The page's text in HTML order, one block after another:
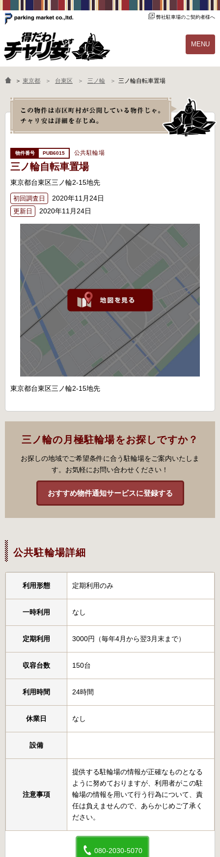
弊社駐車場のご契約者様へ
MENU
物件一覧 ご契約の流れ
よくあるご質問 駐輪場オーナー様へ
＞ 東京都 台東区 三ノ輪 三ノ輪自転車置場
PUB6015 公共駐輪場
三ノ輪自転車置場
東京都台東区三ノ輪2-15地先
初回調査日 2020年11月24日
更新日 2020年11月24日
東京都台東区三ノ輪2-15地先
三ノ輪の月極駐輪場をお探しですか？
お探しの地域でご希望条件に合う駐輪場をご案内いたしま
す。お気軽にお問い合わせください！
おすすめ物件通知サービスに登録する
公共駐輪場詳細
利用形態 定期利用のみ
一時利用 なし
定期利用 3000円（毎年4月から翌3月末まで）
収容台数 150台
利用時間 24時間
休業日 なし
設備
注意事項
提供する駐輪場の情報が正確なものとなる
ように努めておりますが、利用者がこの駐
輪場の情報を用いて行う行為について、責
任は負えませんので、あらかじめご了承く
ださい。
080-2030-5070